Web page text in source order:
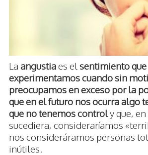
La angustiaes el sentimiento que
experimentamos cuando sin
preocupamos en exceso por la
que en el futuro nos ocurra algo
que no tenemos control y que,
sucediera, consideraríamos
nos consideráramos personas
inútiles.